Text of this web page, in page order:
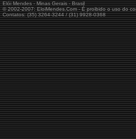
Elói Mendes - Minas Gerais - Brasil
© 2002-2007: EloiMendes.Com - É proibido o uso do
Contatos: (35) 3264-3244 / (31) 9928-0368